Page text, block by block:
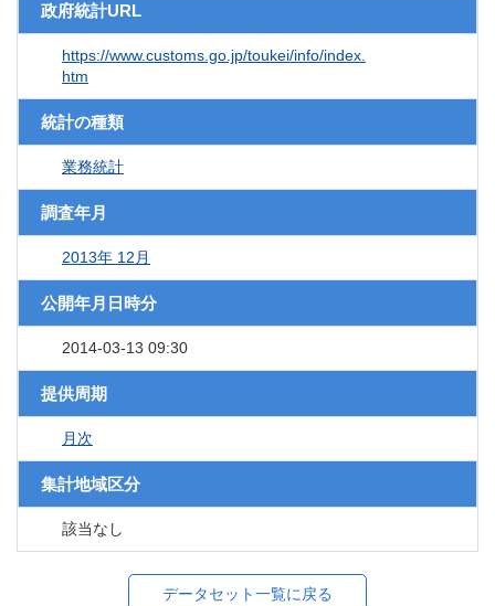
政府統計URL
https://www.customs.go.jp/toukei/info/index.
htm
統計の種類
業務統計
調査年月
2013年 12月
公開年月日時分
2014-03-13 09:30
提供周期
月次
集計地域区分
該当なし
データセット一覧に戻る